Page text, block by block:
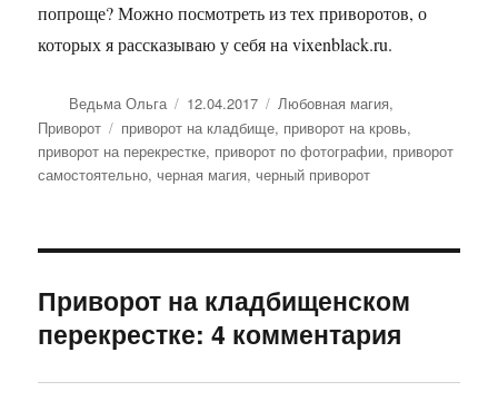
попроще? Можно посмотреть из тех приворотов, о
которых я рассказываю у себя на vixenblack.ru.
Автор
Ведьма Ольга Опубликовано
12.04.2017 Рубрики
Любовная магия,
Приворот
Метки
приворот на кладбище, приворот на кровь,
приворот на перекрестке, приворот по фотографии, приворот
самостоятельно,черная магия,черный приворот
Приворот на кладбищенском
перекрестке: 4 комментария